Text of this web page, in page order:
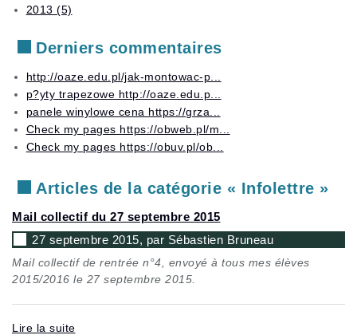
2013 (5)
Derniers commentaires
http://oaze.edu.pl/jak-montowac-p...
p?yty trapezowe http://oaze.edu.p...
panele winylowe cena https://grza...
Check my pages https://obweb.pl/m...
Check my pages https://obuv.pl/ob...
Articles de la catégorie « Infolettre »
Mail collectif du 27 septembre 2015
27 septembre 2015, par Sébastien Bruneau
Mail collectif de rentrée n°4, envoyé à tous mes élèves
2015/2016 le 27 septembre 2015.
Lire la suite